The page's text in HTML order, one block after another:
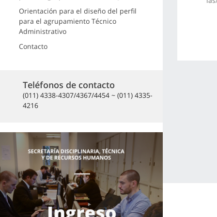
Orientación para el diseño del perfil
para el agrupamiento Técnico
Administrativo
Contacto
Teléfonos de contacto
(011) 4338-4307/4367/4454 ~ (011) 4335-
4216